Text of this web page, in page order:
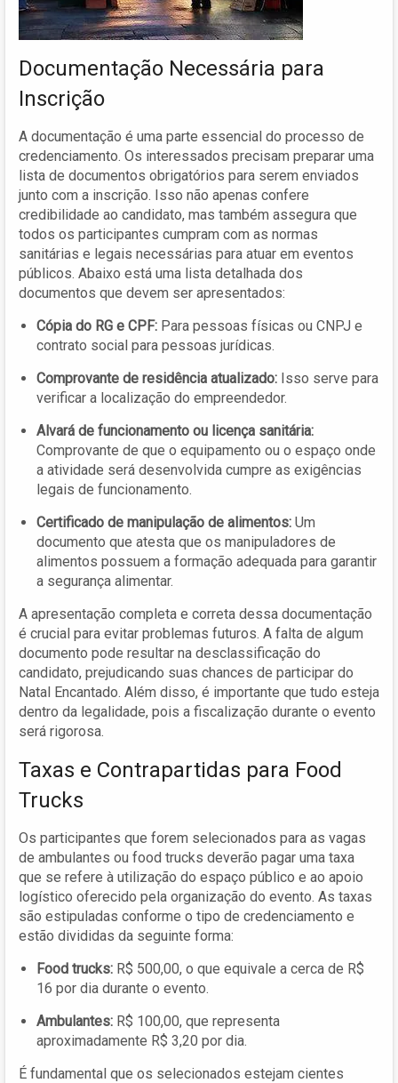
Documentação Necessária para
Inscrição
A documentação é uma parte essencial do processo de
credenciamento. Os interessados precisam preparar uma
lista de documentos obrigatórios para serem enviados
junto com a inscrição. Isso não apenas confere
credibilidade ao candidato, mas também assegura que
todos os participantes cumpram com as normas
sanitárias e legais necessárias para atuar em eventos
públicos. Abaixo está uma lista detalhada dos
documentos que devem ser apresentados:
Cópia do RG e CPF: Para pessoas físicas ou CNPJ e
contrato social para pessoas jurídicas.
Comprovante de residência atualizado: Isso serve para
verificar a localização do empreendedor.
Alvará de funcionamento ou licença sanitária:
Comprovante de que o equipamento ou o espaço onde
a atividade será desenvolvida cumpre as exigências
legais de funcionamento.
Certificado de manipulação de alimentos: Um
documento que atesta que os manipuladores de
alimentos possuem a formação adequada para garantir
a segurança alimentar.
A apresentação completa e correta dessa documentação
é crucial para evitar problemas futuros. A falta de algum
documento pode resultar na desclassificação do
candidato, prejudicando suas chances de participar do
Natal Encantado. Além disso, é importante que tudo esteja
dentro da legalidade, pois a fiscalização durante o evento
será rigorosa.
Taxas e Contrapartidas para Food
Trucks
Os participantes que forem selecionados para as vagas
de ambulantes ou food trucks deverão pagar uma taxa
que se refere à utilização do espaço público e ao apoio
logístico oferecido pela organização do evento. As taxas
são estipuladas conforme o tipo de credenciamento e
estão divididas da seguinte forma:
Food trucks: R$ 500,00, o que equivale a cerca de R$
16 por dia durante o evento.
Ambulantes: R$ 100,00, que representa
aproximadamente R$ 3,20 por dia.
É fundamental que os selecionados estejam cientes